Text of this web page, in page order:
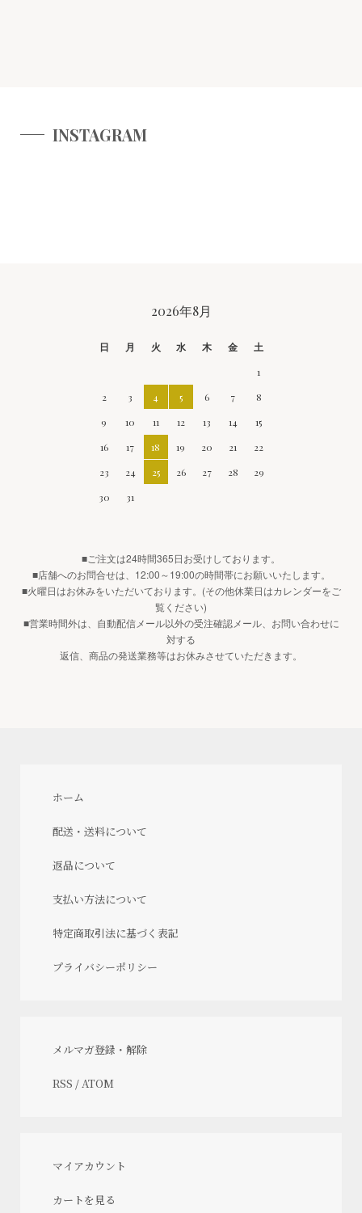
INSTAGRAM
2026年8月
日 月 火 水 木 金
土
1
2
3 4 5 6 7
8
9
10 11 12 13 14
15
16
17 18 19 20 21
22
23
24 25 26 27 28
29
30
31
■ご注文は24時間365日お受けしております。
■店舗へのお問合せは、12:00～19:00の時間帯にお願いいたします。
■火曜日はお休みをいただいております。(その他休業日はカレンダーをご
覧ください)
■営業時間外は、自動配信メール以外の受注確認メール、お問い合わせに
対する
返信、商品の発送業務等はお休みさせていただきます。
ホーム
配送・送料について
返品について
支払い方法について
特定商取引法に基づく表記
プライバシーポリシー
メルマガ登録・解除
RSS / ATOM
マイアカウント
カートを見る